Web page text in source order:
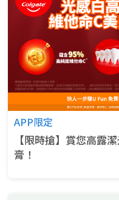
APP限定
【限時搶】賞您高露
膏！